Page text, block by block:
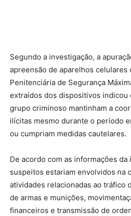
Segundo a investigação, a
apreensão de aparelhos celulares
Penitenciária de Segurança
extraídos dos dispositivos indicou
grupo criminoso mantinham a
ilícitas mesmo durante o período
ou cumpriam medidas cautelares.
De acordo com as informações da
suspeitos estariam envolvidos na
atividades relacionadas ao tráfico
de armas e munições,
financeiros e transmissão de